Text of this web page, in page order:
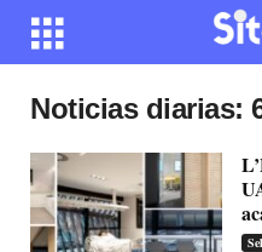
Noticias diarias: